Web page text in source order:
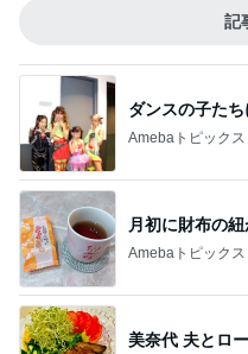
記
ダンスの子た
Amebaトピックス
月初に財布の
Amebaトピックス
美奈代 夫とロ